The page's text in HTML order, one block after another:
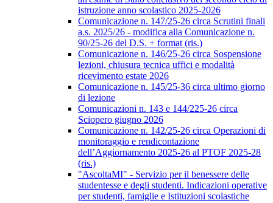
istruzione anno scolastico 2025-2026
Comunicazione n. 147/25-26 circa Scrutini finali
a.s. 2025/26 - modifica alla Comunicazione n.
90/25-26 del D.S. + format (ris.)
Comunicazione n. 146/25-26 circa Sospensione
lezioni, chiusura tecnica uffici e modalità
ricevimento estate 2026
Comunicazione n. 145/25-36 circa ultimo giorno
di lezione
Comunicazioni n. 143 e 144/225-26 circa
Sciopero giugno 2026
Comunicazione n. 142/25-26 circa Operazioni di
monitoraggio e rendicontazione
dell’Aggiornamento 2025-26 al PTOF 2025-28
(ris.)
"AscoltaMI" - Servizio per il benessere delle
studentesse e degli studenti. Indicazioni operative
per studenti, famiglie e Istituzioni scolastiche